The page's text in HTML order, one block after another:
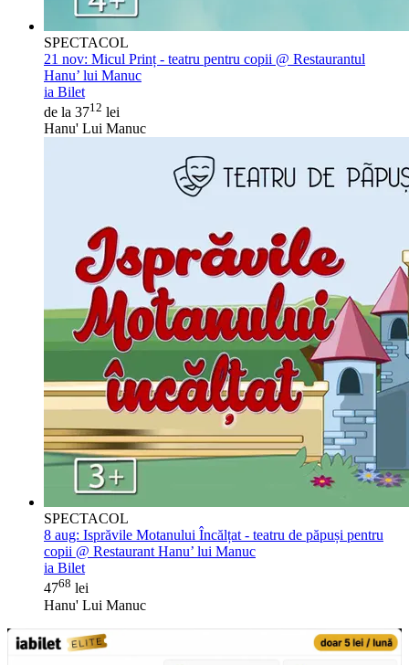
SPECTACOL
21 nov: Micul Prinț - teatru pentru copii @ Restaurantul
Hanu’ lui Manuc
ia Bilet
de la 3712 lei
Hanu' Lui Manuc
SPECTACOL
8 aug: Isprăvile Motanului Încălțat - teatru de păpuși pentru
copii @ Restaurant Hanu’ lui Manuc
ia Bilet
4768 lei
Hanu' Lui Manuc